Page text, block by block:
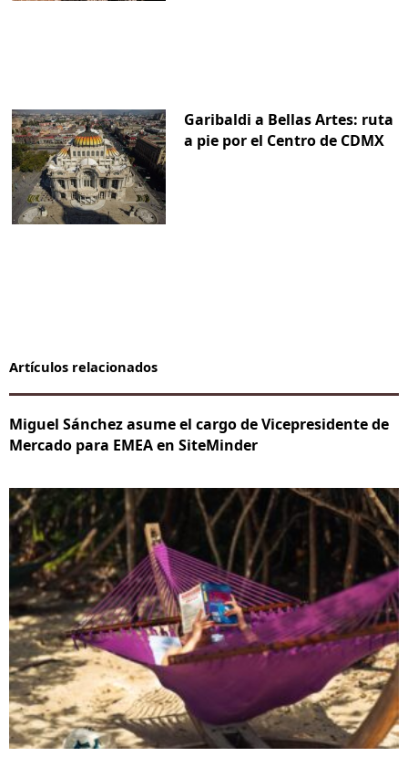
Garibaldi a Bellas Artes: ruta
a pie por el Centro de CDMX
Artículos relacionados
Miguel Sánchez asume el cargo de Vicepresidente de
Mercado para EMEA en SiteMinder